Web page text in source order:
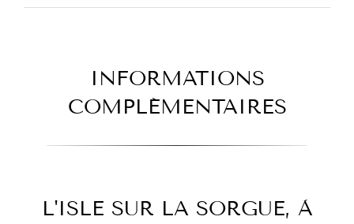
INFORMATIONS
COMPLÉMENTAIRES
L'ISLE SUR LA SORGUE, À